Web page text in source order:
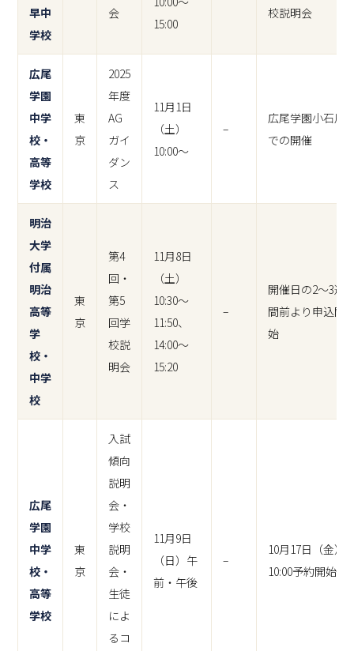
早中
学校
会
15:00
校説明会
広尾
学園
中学
校・
高等
学校
東
京
2025
年度
AG
ガイ
ダン
ス
11月1日
（土）
10:00～
–
広尾学園小石川
での開催
明治
大学
付属
明治
高等
学
校・
中学
校
東
京
第4
回・
第5
回学
校説
明会
11月8日
（土）
10:30～
11:50、
14:00～
15:20
–
開催日の2～3週
間前より申込開
始
広尾
学園
中学
校・
高等
学校
東
京
入試
傾向
説明
会・
学校
説明
会・
生徒
によ
るコ
11月9日
（日）午
前・午後
–
10月17日（金）
10:00予約開始